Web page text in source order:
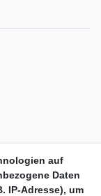
auf
Daten
IP-Adresse), um